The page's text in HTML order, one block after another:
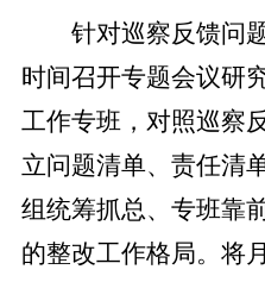
针对巡察反馈问
时间召开专题会议研
工作专班，对照巡察
立问题清单、责任清
组统筹抓总、专班靠
的整改工作格局。将